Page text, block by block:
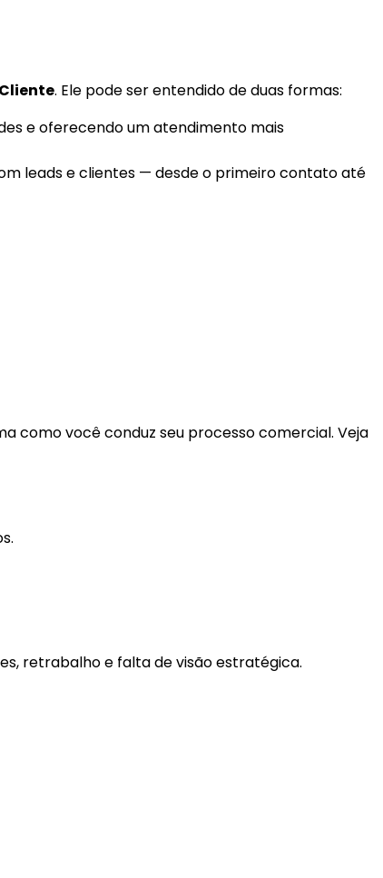
. Ele pode ser entendido de duas formas:
e oferecendo um atendimento mais
leads e clientes — desde o primeiro contato até
como você conduz seu processo comercial. Veja
retrabalho e falta de visão estratégica.